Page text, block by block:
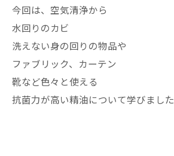
今回は、空気清浄から
水回りのカビ
洗えない身の回りの物品や
ファブリック、カーテン
靴など色々と使える
抗菌力が高い精油について学びました